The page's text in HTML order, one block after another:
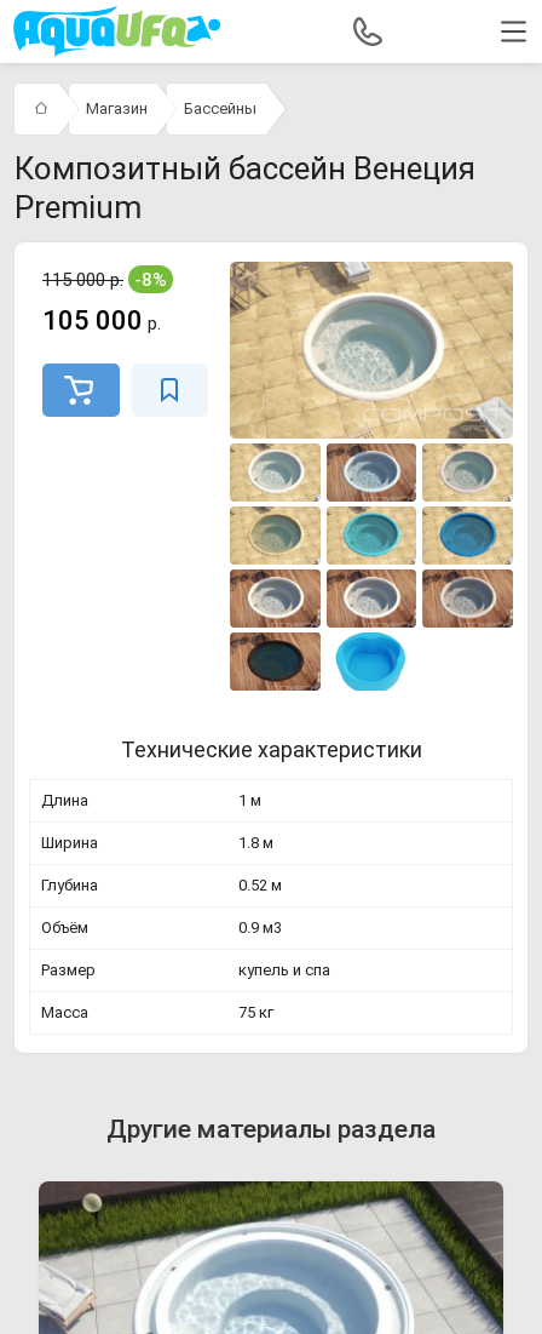
Магазин Бассейны
Композитный бассейн Венеция
Premium
115 000 р. -8%
105 000 р.
Технические характеристики
Длина 1 м
Ширина 1.8 м
Глубина 0.52 м
Объём 0.9 м3
Размер купель и спа
Масса 75 кг
Другие материалы раздела